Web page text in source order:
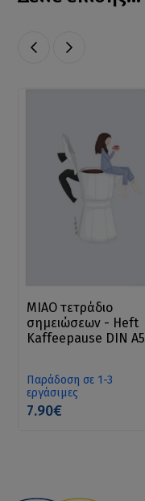
MIAO τετράδιο
σημειώσεων - Heft
Kaffeepause DIN A5
Παράδοση σε 1-3
εργάσιμες
7.90€